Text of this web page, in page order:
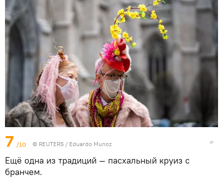
7 /10 © REUTERS / Eduardo Munoz
Ещё одна из традиций — пасхальный круиз с
бранчем.